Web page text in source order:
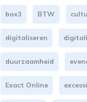
box3 BTW
digitaliseren
duurzaamheid
Exact Online